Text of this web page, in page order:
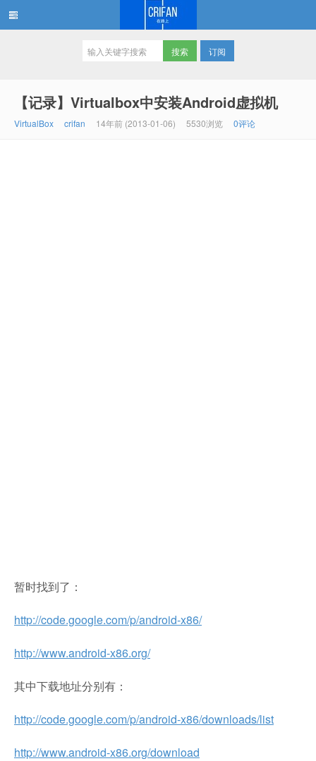
订阅
【记录】Virtualbox中安装Android虚拟机
VirtualBox crifan 14年前 (2013-01-06) 5530浏览 0评论
暂时找到了：
http://code.google.com/p/android-x86/
http://www.android-x86.org/
其中下载地址分别有：
http://code.google.com/p/android-x86/downloads/list
http://www.android-x86.org/download